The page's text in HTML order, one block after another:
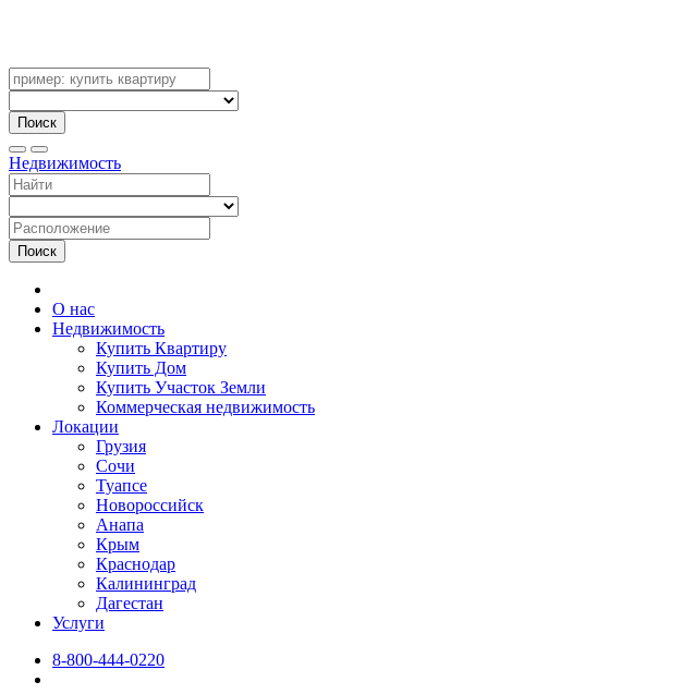
Поиск
Недвижимость
Поиск
О нас
Недвижимость
Купить Квартиру
Купить Дом
Купить Участок Земли
Коммерческая недвижимость
Локации
Грузия
Сочи
Туапсе
Новороссийск
Анапа
Крым
Краснодар
Калининград
Дагестан
Услуги
8-800-444-0220